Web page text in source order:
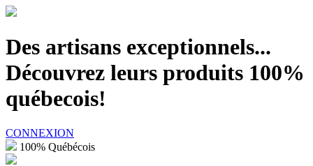
Des artisans exceptionnels...
Découvrez leurs produits 100%
québecois!
CONNEXION
100% Québécois